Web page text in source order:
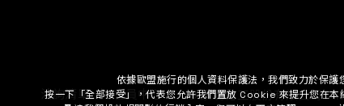
洽詢清單 會員中心 ©景明化工股份有限公司.
按一下「全部接受」，代表您允許我們置放 Cookie 來提升您在
及讓我們投放相關聯的行銷內容。您可以在下方管理 Cookie